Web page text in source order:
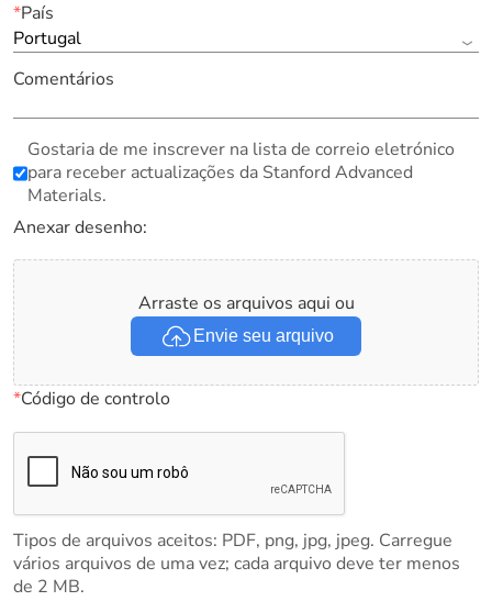
*País
Portugal
Comentários
Gostaria de me inscrever na lista de correio eletrónico
para receber actualizações da Stanford Advanced
Materials.
Anexar desenho:
Arraste os arquivos aqui ou
Envie seu arquivo
*Código de controlo
Tipos de arquivos aceitos: PDF, png, jpg, jpeg. Carregue
vários arquivos de uma vez; cada arquivo deve ter menos
de 2 MB.